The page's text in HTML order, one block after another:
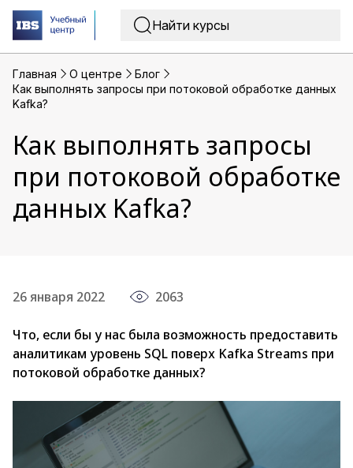
Главная O центре
Блог
Как выполнять запросы при потоковой обработке данных
Kafka?
Как выполнять запросы
при потоковой обработке
данных Kafka?
26 января 2022 2063
Что, если бы у нас была возможность предоставить
аналитикам уровень SQL поверх Kafka Streams при
потоковой обработке данных?